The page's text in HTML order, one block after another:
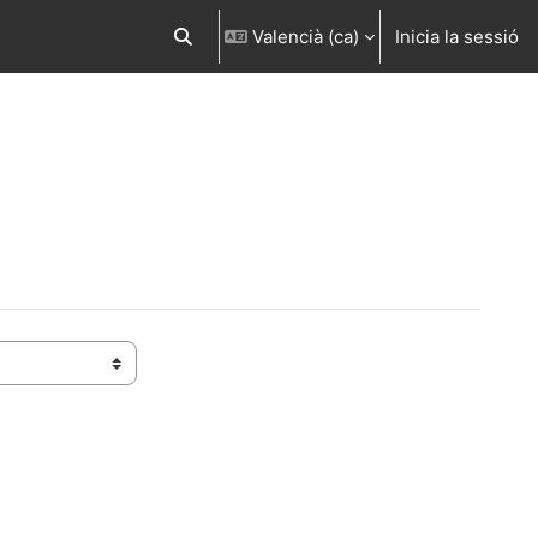
Commuta l'entrada de la cerca
Valencià ‎(ca)‎ Inicia la sessió